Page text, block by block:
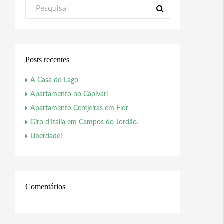
Posts recentes
A Casa do Lago
Apartamento no Capivari
Apartamento Cerejeiras em Flor
Giro d’Itália em Campos do Jordão.
Liberdade!
Comentários